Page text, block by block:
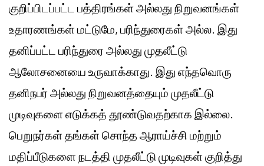
குறிப்பிடப்பட்ட பத்திரங்கள் அல்லது நிறுவனங்கள்
உதாரணங்கள் மட்டுமே, பரிந்துரைகள் அல்ல. இது
தனிப்பட்ட பரிந்துரை அல்லது முதலீட்டு
ஆலோசனையை உருவாக்காது. இது எந்தவொரு
தனிநபர் அல்லது நிறுவனத்தையும் முதலீட்டு
முடிவுகளை எடுக்கத் தூண்டுவதற்காக இல்லை.
பெறுநர்கள் தங்கள் சொந்த ஆராய்ச்சி மற்றும்
மதிப்பீடுகளை நடத்தி முதலீட்டு முடிவுகள் குறித்து